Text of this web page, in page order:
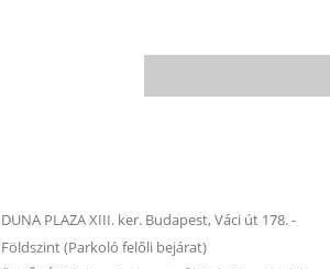
DUNA PLAZA XIII. ker. Budapest, Váci út 178. -
Földszint (Parkoló felőli bejárat)